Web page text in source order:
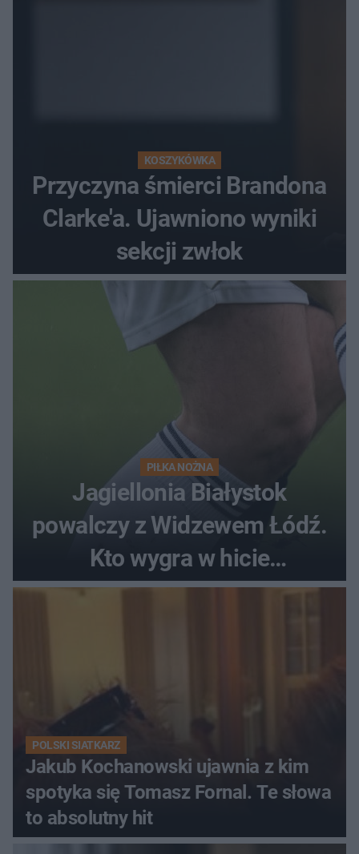
KOSZYKÓWKA
Przyczyna śmierci Brandona
Clarke'a. Ujawniono wyniki
sekcji zwłok
PIŁKA NOŻNA
Jagiellonia Białystok
powalczy z Widzewem Łódź.
Kto wygra w hicie
Ekstraklasy?
POLSKI SIATKARZ
Jakub Kochanowski ujawnia z kim
spotyka się Tomasz Fornal. Te słowa
to absolutny hit